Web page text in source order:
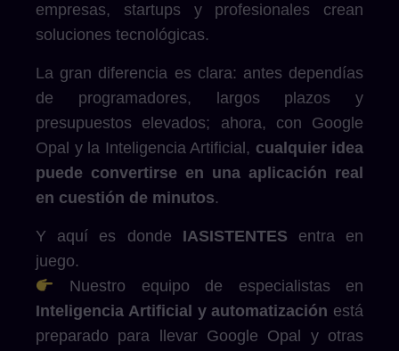
empresas, startups y profesionales crean
soluciones tecnológicas.
La gran diferencia es clara: antes dependías
de programadores, largos plazos y
presupuestos elevados; ahora, con Google
Opal y la Inteligencia Artificial, cualquier idea
puede convertirse en una aplicación real
en cuestión de minutos.
Y aquí es donde IASISTENTES entra en
juego.
Nuestro equipo de especialistas en
Inteligencia Artificial y automatización está
preparado para llevar Google Opal y otras